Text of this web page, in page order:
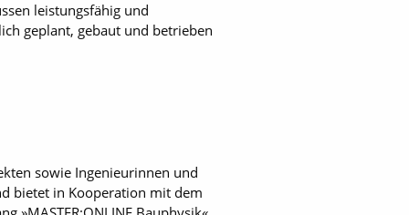
leistungsfähig und
geplant, gebaut und betrieben
sowie Ingenieurinnen und
bietet in Kooperation mit dem